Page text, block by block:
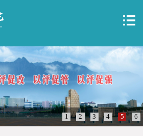
1 2 3 4 5 6